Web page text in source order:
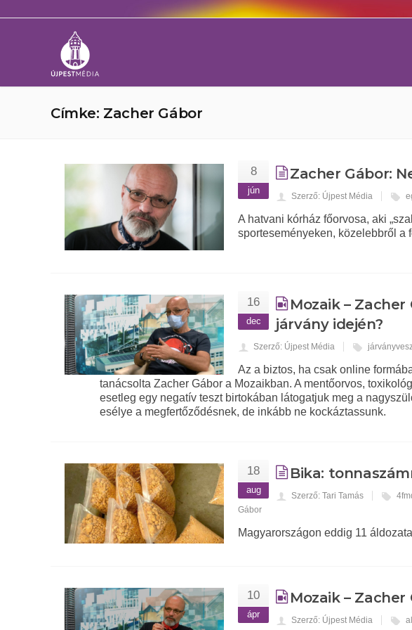
Címke: Zacher Gábor
8
jún
Zacher Gábor:
Szerző: Újpest Média
A hatvani kórház főorvosa, aki
sporteseményeken, közelebbről a
16
dec
Mozaik –
járvány idején?
Szerző: Újpest Média
Az a biztos, ha csak online
tanácsolta Zacher Gábor a Mozaikban. A mentőorvos,
esetleg egy negatív teszt birtokában látogatjuk meg a
esélye a megfertőződésnek, de inkább ne kockáztassunk.
18
aug
Bika:
Szerző: Tari Tamás
Gábor
Magyarországon eddig 11
10
ápr
Mozaik – Zacher
Szerző: Újpest Média